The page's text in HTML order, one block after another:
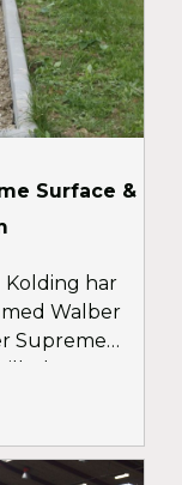
Surface &
Kolding har
Walber
Supreme